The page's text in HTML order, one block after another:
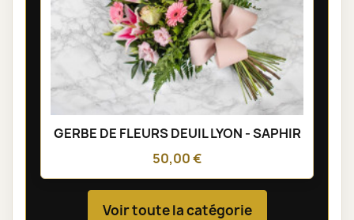
GERBE DE FLEURS DEUIL LYON - SAPHIR
50,00 €
Voir toute la catégorie